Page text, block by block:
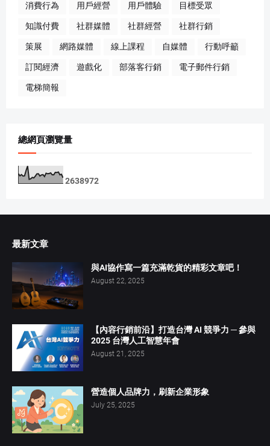
消費行為 用戶經營 用戶體驗 目標受眾
知識付費 社群媒體 社群經營 社群行銷
策展 網路媒體 線上課程 自媒體 行動呼籲
訂閱經濟 遊戲化 部落客行銷 電子郵件行銷
電梯簡報
總網頁瀏覽量
2638972
最新文章
與AI協作寫一篇充滿乾貨的精彩文章吧！
August 22, 2025
【內容行銷前沿】打造台灣 AI 競爭力 ─ 參與
2025 台灣人工智慧年會
August 21, 2025
營造個人品牌力，刷新企業形象
July 25, 2025